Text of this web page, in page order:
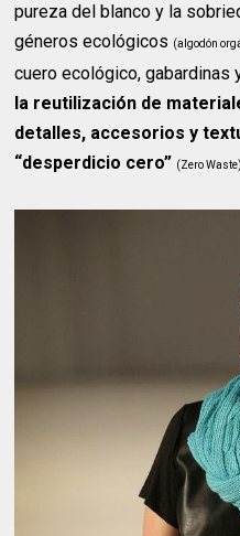
pureza del blanco y la
géneros ecológicos (algodón
cuero ecológico, gabardinas
la reutilización de
detalles, accesorios y
“desperdicio cero” (Zero